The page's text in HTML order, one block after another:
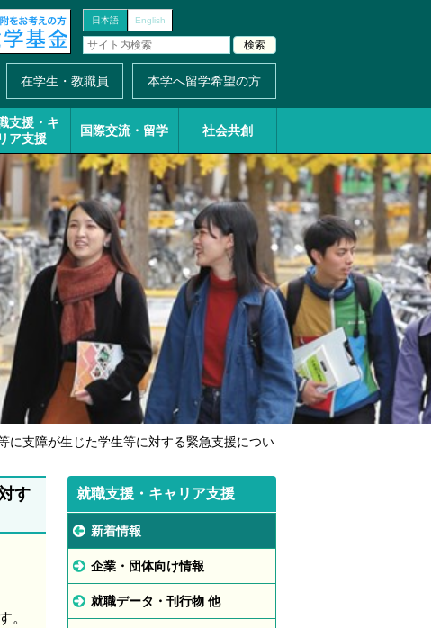
日本語 English
在学生・教職員 本学へ留学希望の方
支援・ キ
ア支援
国際交流・留学 社会共創
に支障が生じた学生等に対する緊急支援につい
す
。
就職支援・キャリア支援
新着情報
企業・団体向け情報
就職データ・刊行物 他